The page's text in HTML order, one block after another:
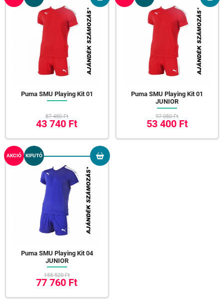
Puma SMU Playing Kit 01
87 480 Ft
43 740 Ft
Puma SMU Playing Kit 01
JUNIOR
97 080 Ft
53 400 Ft
AKCIÓ KIFUTÓ
Puma SMU Playing Kit 04
JUNIOR
155 520 Ft
77 760 Ft